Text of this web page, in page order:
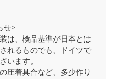
せ>
は、検品基準が日本とは
れるものでも、ドイツで
います。
圧着具合など、多少作り